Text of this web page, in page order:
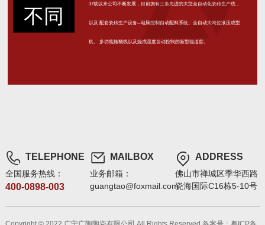
不同
37载以来公司不断发展，目前拥有三条先进的大型全自动化瓷砖生产线，
以及 配套瓷砖生产设备--电脑控制自动配料系统、全自动大吨位液压成型
机、 多功能施釉线以及烧成温度自动控制的新型辊道窑。
TELEPHONE
全国服务热线：
400-0898-003
MAILBOX
业务邮箱：
guangtao@foxmail.com
ADDRESS
佛山市禅城区季华西路
瓷海国际C16栋5-10号